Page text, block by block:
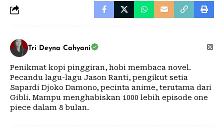
Tri Deyna Cahyani
Penikmat kopi pinggiran, hobi membaca novel.
Pecandu lagu-lagu Jason Ranti, pengikut setia
Sapardi Djoko Damono, pecinta anime, terutama dari
Gibli. Mampu menghabiskan 1000 lebih episode one
piece dalam 8 bulan.